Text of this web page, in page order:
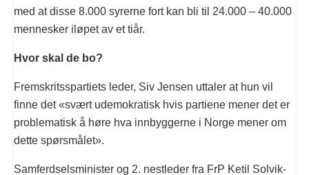
med at disse 8.000 syrerne fort kan bli til 24.000 – 40.000
mennesker iløpet av et tiår.
Hvor skal de bo?
Fremskritsspartiets leder, Siv Jensen uttaler at hun vil
finne det «svært udemokratisk hvis partiene mener det er
problematisk å høre hva innbyggerne i Norge mener om
dette spørsmålet».
Samferdselsminister og 2. nestleder fra FrP Ketil Solvik-